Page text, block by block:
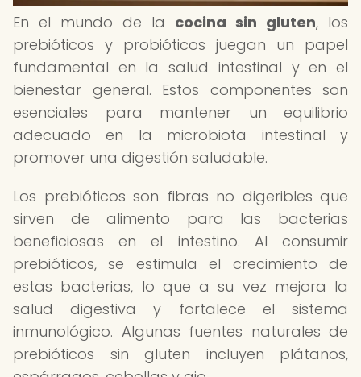
En el mundo de la cocina sin gluten, los
prebióticos y probióticos juegan un papel
fundamental en la salud intestinal y en el
bienestar general. Estos componentes son
esenciales para mantener un equilibrio
adecuado en la microbiota intestinal y
promover una digestión saludable.
Los prebióticos son fibras no digeribles que
sirven de alimento para las bacterias
beneficiosas en el intestino. Al consumir
prebióticos, se estimula el crecimiento de
estas bacterias, lo que a su vez mejora la
salud digestiva y fortalece el sistema
inmunológico. Algunas fuentes naturales de
prebióticos sin gluten incluyen plátanos,